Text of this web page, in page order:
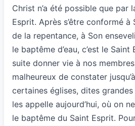
Christ n’a été possible que par
Esprit. Après s’être conformé
de la repentance, à Son
le baptême d’eau, c’est le
suite donner vie à nos
malheureux de constater
certaines églises, dites
les appelle aujourd’hui, où on
le baptême du Saint Esprit.